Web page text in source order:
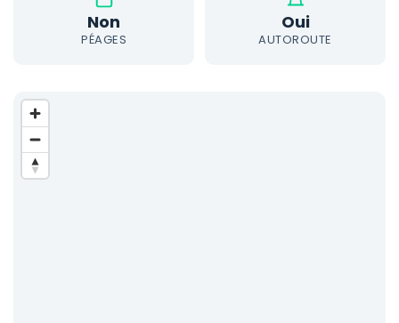
Non
PÉAGES
Oui
AUTOROUTE